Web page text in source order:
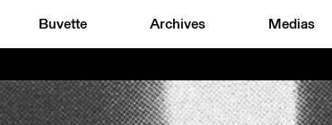
Buvette Archives Medias